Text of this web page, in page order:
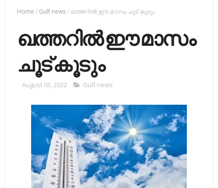
Home / Gulf news/ ഖത്തറില്‍ ഈ മാസം ചൂട് കൂടും
ഖത്തറില്‍ ഈ മാസം
ചൂട് കൂടും
August 03, 2022 Gulf news